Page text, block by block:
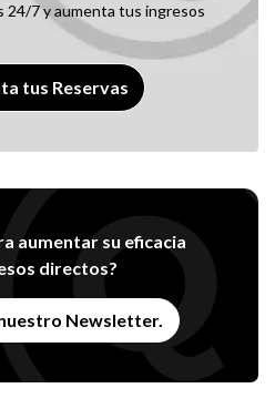
24/7 y aumenta tus ingresos
tus Reservas
aumentar su eficacia
directos?
Newsletter.